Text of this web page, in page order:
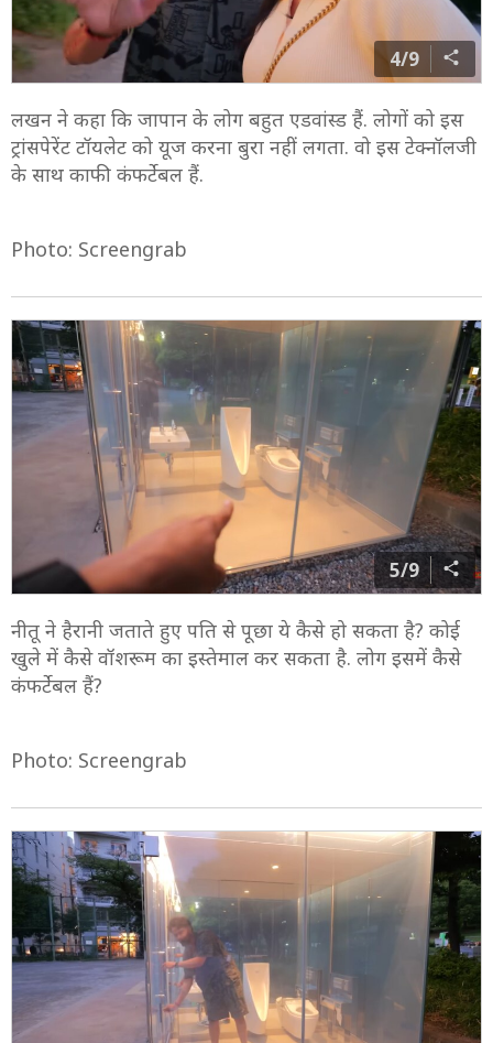
4/9
लखन ने कहा कि जापान के लोग बहुत एडवांस्ड हैं. लोगों को इस
ट्रांसपेरेंट टॉयलेट को यूज करना बुरा नहीं लगता. वो इस टेक्नॉलजी
के साथ काफी कंफर्टेबल हैं.
Photo: Screengrab
5/9
नीतू ने हैरानी जताते हुए पति से पूछा ये कैसे हो सकता है? कोई
खुले में कैसे वॉशरूम का इस्तेमाल कर सकता है. लोग इसमें कैसे
कंफर्टेबल हैं?
Photo: Screengrab